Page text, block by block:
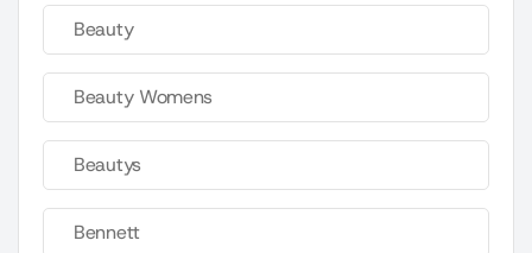
Beauty
Beauty Womens
Beautys
Bennett